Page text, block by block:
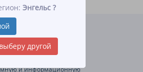
Энгельс ?
другой
и информационную